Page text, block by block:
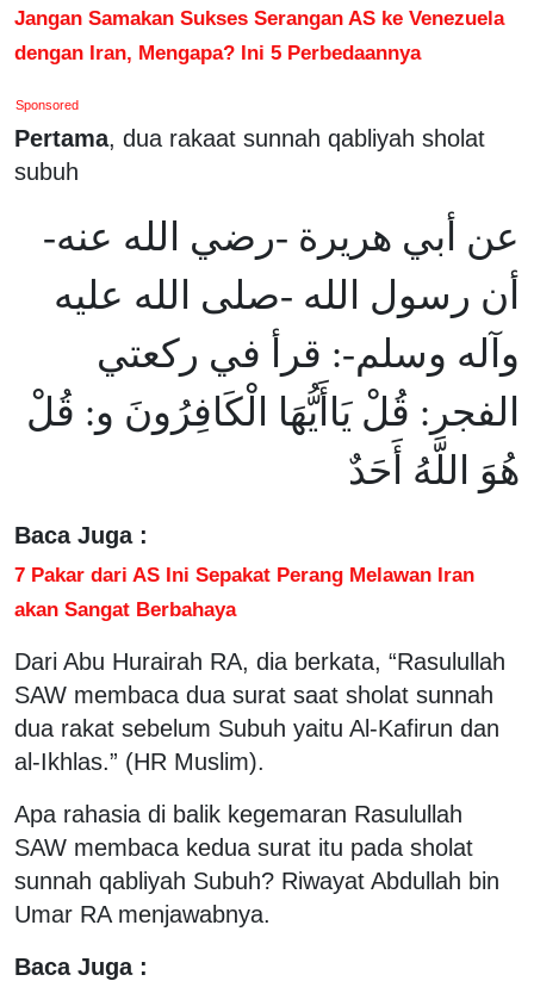
Jangan Samakan Sukses Serangan AS ke Venezuela
dengan Iran, Mengapa? Ini 5 Perbedaannya
Sponsored
Pertama, dua rakaat sunnah qabliyah sholat
subuh
عن أبي هريرة -رضي الله عنه-
أن رسول الله -صلى الله عليه
وآله وسلم-: قرأ في ركعتي
الفجر: قُلْ يَاأَيُّهَا الْكَافِرُونَ و: قُلْ
هُوَ اللَّهُ أَحَدٌ
Baca Juga :
7 Pakar dari AS Ini Sepakat Perang Melawan Iran
akan Sangat Berbahaya
Dari Abu Hurairah RA, dia berkata, “Rasulullah
SAW membaca dua surat saat sholat sunnah
dua rakat sebelum Subuh yaitu Al-Kafirun dan
al-Ikhlas.” (HR Muslim).
Apa rahasia di balik kegemaran Rasulullah
SAW membaca kedua surat itu pada sholat
sunnah qabliyah Subuh? Riwayat Abdullah bin
Umar RA menjawabnya.
Baca Juga :